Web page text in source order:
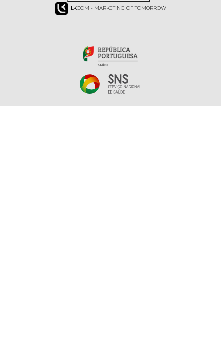
LKCOM - MARKETING OF TOMORROW